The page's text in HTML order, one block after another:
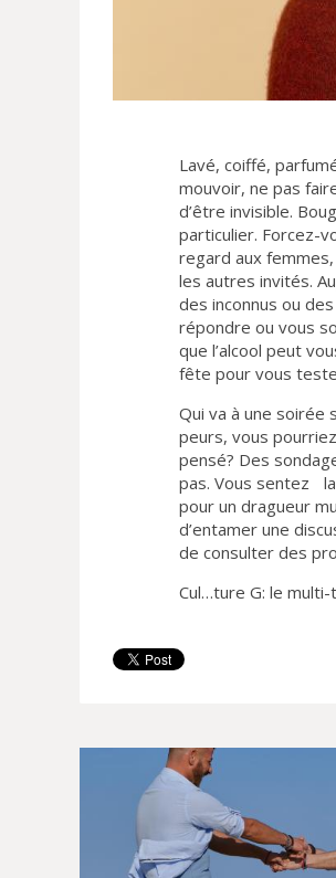
Lavé, coiffé,
mouvoir, ne pas
d’être invisible.
particulier. Forcez-
regard aux
les autres invités.
des inconnus ou
répondre ou vous
que l’alcool peut
fête pour vous
Qui va à une soirée
peurs, vous
pensé? Des
pas. Vous sentez
pour un dragueur
d’entamer une
de consulter des
Cul…ture G: le